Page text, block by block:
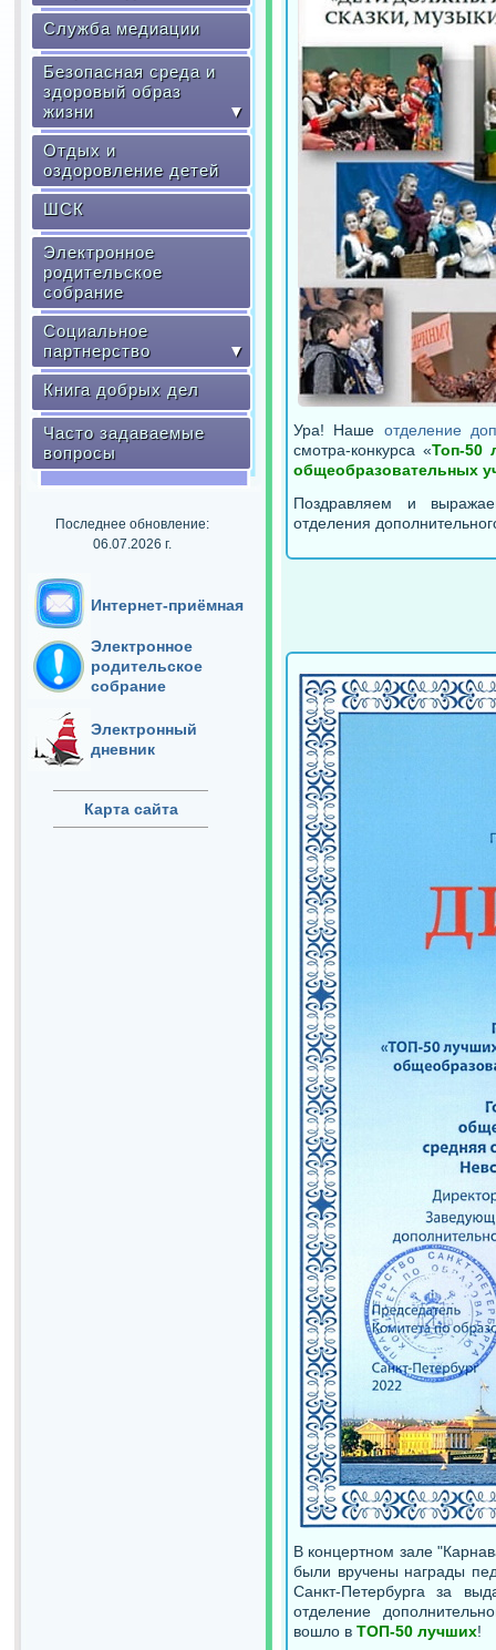
Служба медиации
Безопасная среда и
здоровый образ
жизни
▼
Отдых и
оздоровление детей
ШСК
Электронное
родительское
собрание
Социальное
партнерство
▼
Книга добрых дел
Часто задаваемые
вопросы
Последнее обновление:
06.07.2026 г.
Интернет-приёмная
Электронное
родительское
собрание
Электронный
дневник
Карта сайта
Ура! Наше отделение
смотра-конкурса «Топ-50
общеобразовательных
Поздравляем и
отделения
В концертном зале
были вручены награды
Санкт-Петербурга за
отделение
вошло в ТОП-50 лучших!